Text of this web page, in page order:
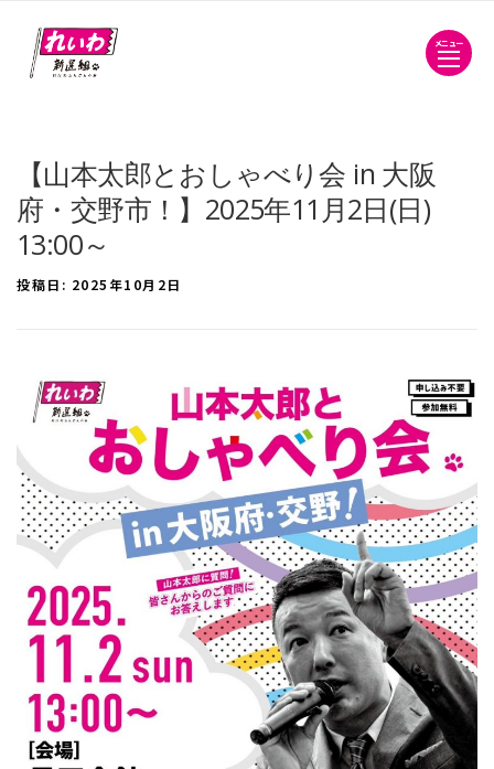
メニュー
【山本太郎とおしゃべり会 in 大阪
府・交野市！】2025年11月2日(日)
13:00～
投稿日: 2025年10月2日